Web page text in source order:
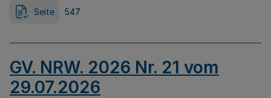
Seite 547
GV. NRW. 2026 Nr. 21 vom
29.07.2026